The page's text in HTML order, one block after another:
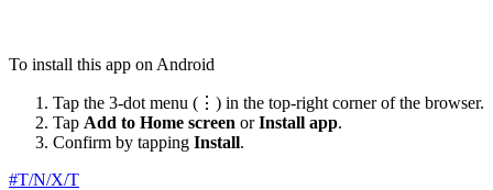
To install this app on Android
Tap the 3-dot menu (⋮) in the top-right corner of the browser.
Tap Add to Home screen orInstall app.
Confirm by tapping Install.
#T/N/X/T